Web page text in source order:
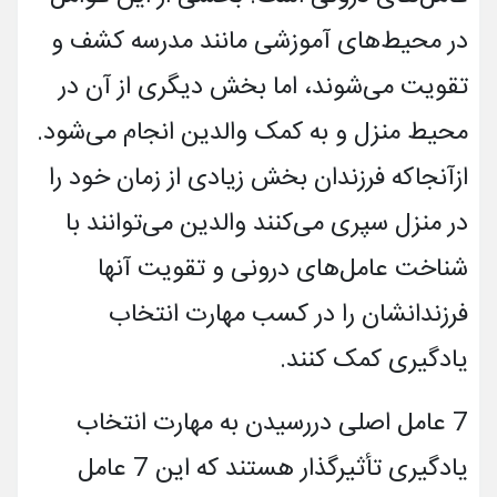
در محیط­‌های آموزشی مانند مدرسه کشف و
تقویت می‌­شوند، اما بخش دیگری از آن در
محیط منزل و به کمک والدین انجام می­‌شود.
ازآنجاکه فرزندان بخش زیادی از زمان خود را
در منزل سپری می­‌کنند والدین می‌­توانند با
شناخت عامل­‌های درونی و تقویت آن­ها
فرزندانشان را در کسب مهارت­ انتخاب
یادگیری کمک کنند.
7 عامل اصلی دررسیدن به مهارت انتخاب
یادگیری تأثیرگذار هستند که این 7 عامل